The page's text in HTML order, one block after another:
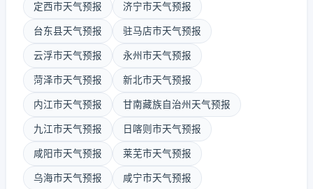
定西市天气预报 济宁市天气预报
台东县天气预报 驻马店市天气预报
云浮市天气预报 永州市天气预报
菏泽市天气预报 新北市天气预报
内江市天气预报 甘南藏族自治州天气预报
九江市天气预报 日喀则市天气预报
咸阳市天气预报 莱芜市天气预报
乌海市天气预报 咸宁市天气预报